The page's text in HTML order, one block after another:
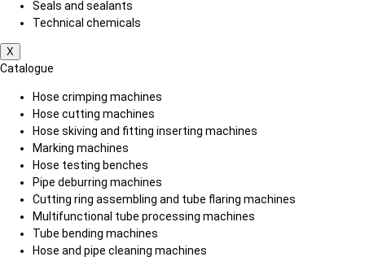
Seals and sealants
Technical chemicals
X
Catalogue
Hose crimping machines
Hose cutting machines
Hose skiving and fitting inserting machines
Marking machines
Hose testing benches
Pipe deburring machines
Cutting ring assembling and tube flaring machines
Multifunctional tube processing machines
Tube bending machines
Hose and pipe cleaning machines